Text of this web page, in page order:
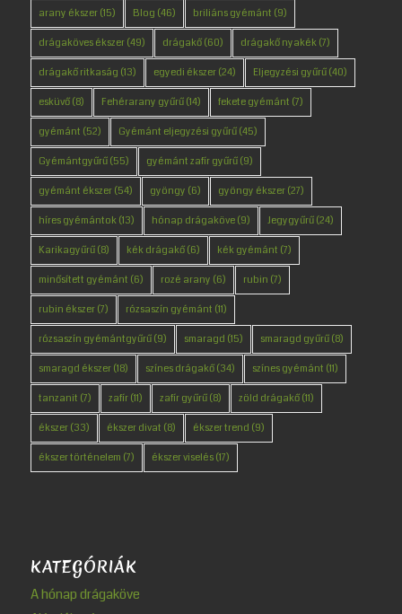
arany ékszer(15) Blog (46) briliáns gyémánt (9)
drágaköves ékszer(49) drágakő(60) drágakő nyakék(7)
drágakő ritkaság (13) egyedi ékszer(24) Eljegyzési gyűrű(40)
esküvő(8) Fehérarany gyűrű(14) fekete gyémánt (7)
gyémánt (52) Gyémánt eljegyzési gyűrű(45)
Gyémántgyűrű(55) gyémánt zafír gyűrű(9)
gyémánt ékszer(54) gyöngy (6) gyöngy ékszer(27)
híres gyémántok(13) hónap drágaköve(9) Jegygyűrű(24)
Karikagyűrű(8) kék drágakő(6) kék gyémánt (7)
minősített gyémánt (6) rozé arany (6) rubin (7)
rubin ékszer(7) rózsaszín gyémánt (11)
rózsaszín gyémántgyűrű(9) smaragd (15) smaragd gyűrű(8)
smaragd ékszer(18) színes drágakő(34) színes gyémánt (11)
tanzanit (7) zafír(11) zafír gyűrű(8) zöld drágakő(11)
ékszer(33) ékszer divat (8) ékszer trend (9)
ékszer történelem (7) ékszer viselés(17)
KATEGÓRIÁK
A hónap drágaköve